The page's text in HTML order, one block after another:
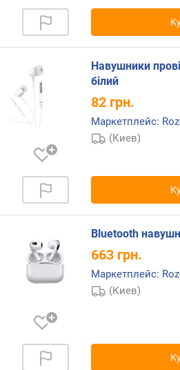
п
е
д
с
(
О
)
и
н
с
о
Навушники
білий
82 грн.
Маркетплейс:
(Киев)
Bluetooth
663 грн.
Маркетплейс:
(Киев)